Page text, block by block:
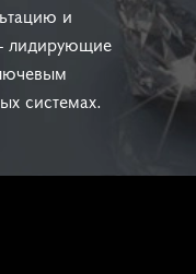
и
лидирующие
системах.